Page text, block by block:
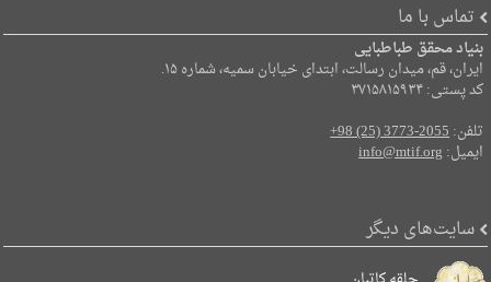
تماس با ما
بنیاد محقق طباطبایی
ایران، قم، میدان رسالت، ابتدای خیابان سمیه، شماره ۱۵.
کد پستی: ۳۷۱۵۸۱۵۹۳۴
تلفن:+98 (25) 3773-2055
ایمیل:info@mtif.org
سایت‌های دیگر